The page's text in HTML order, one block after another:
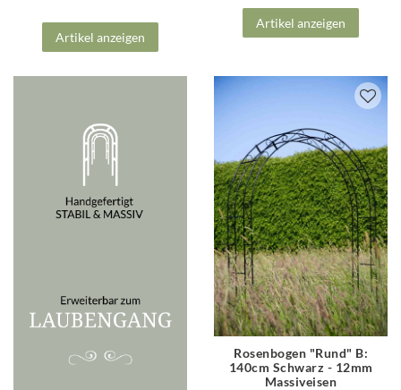
Artikel anzeigen
Artikel anzeigen
Rosenbogen "Rund" B:
140cm Schwarz - 12mm
Massiveisen